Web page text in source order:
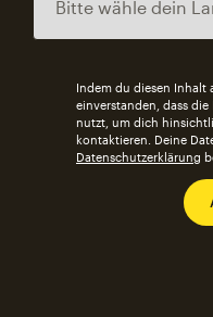
Indem du diesen Inhalt
einverstanden, dass
nutzt, um dich
kontaktieren. Deine
Datenschutzerklärung